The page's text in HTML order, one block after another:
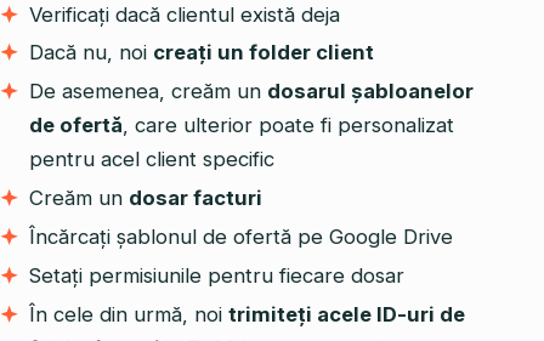
Verificați dacă clientul există deja
Dacă nu, noi creați un folder client
De asemenea, creăm un dosarul șabloanelor
de ofertă, care ulterior poate fi personalizat
pentru acel client specific
Creăm un dosar facturi
Încărcați șablonul de ofertă pe Google Drive
Setați permisiunile pentru fiecare dosar
În cele din urmă, noi trimiteți acele ID-uri de